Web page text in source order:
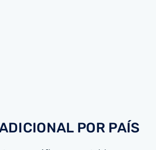
POR PAÍS